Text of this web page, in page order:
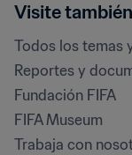
Visite también
Todos los temas
Reportes y
Fundación FIFA
FIFA Museum
Trabaja con